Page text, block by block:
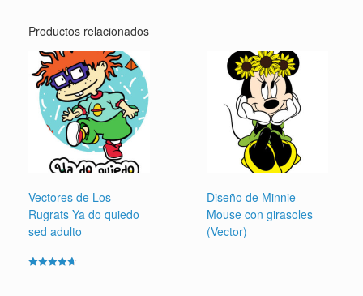
Productos relacionados
Vectores de Los
Rugrats Ya do quiedo
sed adulto
Diseño de Minnie
Mouse con girasoles
(Vector)